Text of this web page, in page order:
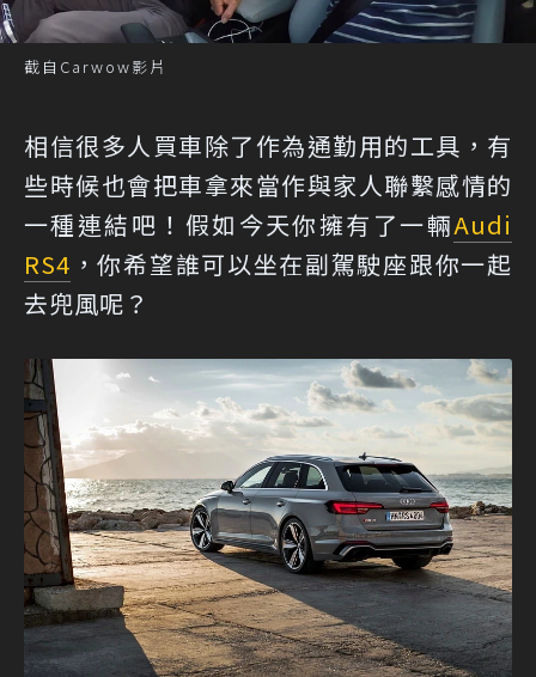
截自Carwow影片
相信很多人買車除了作為通勤用的工具，有
些時候也會把車拿來當作與家人聯繫感情的
一種連結吧！假如今天你擁有了一輛Audi
RS4 ，你希望誰可以坐在副駕駛座跟你一起
去兜風呢？